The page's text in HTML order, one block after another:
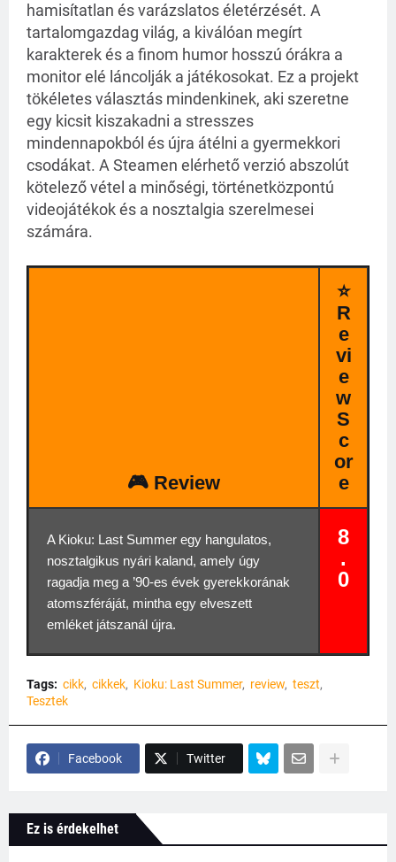
hamisítatlan és varázslatos életérzését. A
tartalomgazdag világ, a kiválóan megírt
karakterek és a finom humor hosszú órákra a
monitor elé láncolják a játékosokat. Ez a projekt
tökéletes választás mindenkinek, aki szeretne
egy kicsit kiszakadni a stresszes
mindennapokból és újra átélni a gyermekkori
csodákat. A Steamen elérhető verzió abszolút
kötelező vétel a minőségi, történetközpontú
videojátékok és a nosztalgia szerelmesei
számára.
🎮 Review
⭐
R
e
vi
e
w
S
c
or
e
A Kioku: Last Summer egy hangulatos,
nosztalgikus nyári kaland, amely úgy
ragadja meg a ’90‑es évek gyerekkorának
atomszféráját, mintha egy elveszett
emléket játszanál újra.
8
.
0
Tags: cikk cikkek Kioku: Last Summer review teszt
Tesztek
Facebook Twitter
Ez is érdekelhet